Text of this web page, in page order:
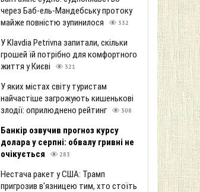
через Баб-ель-Мандебську протоку
майже повністю зупинилося
332
У Klavdia Petrivna запитали, скільки
грошей їй потрібно для комфортного
життя у Києві
321
У яких містах світу туристам
найчастіше загрожують кишенькові
злодії: оприлюднено рейтинг
308
Банкір озвучив прогноз курсу
долара у серпні: обвалу гривні не
очікується
283
Нестача ракет у США: Трамп
пригрозив в'язницею тим, хто стоїть